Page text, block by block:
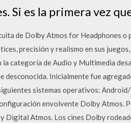
Si es la primera vez
de Dolby Atmos for Headphones
precisión y realismo en sus
categoría de Audio y Multimedia
Inicialmente fue
sistemas operativos:
envolvente Dolby Atmos.
Digital Atmos. Los cines Dolby